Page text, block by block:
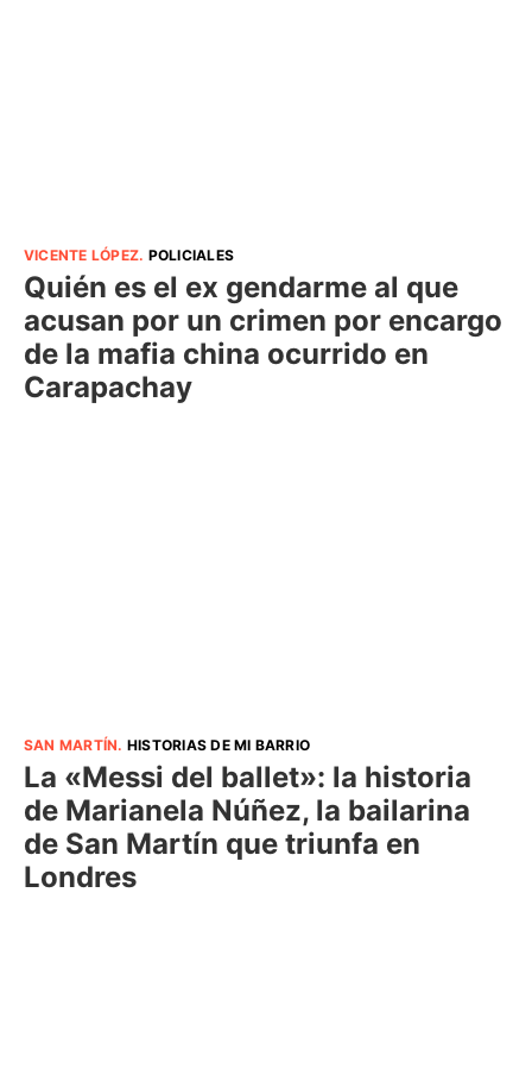
VICENTE LÓPEZ. POLICIALES
Quién es el ex gendarme al que
acusan por un crimen por encargo
de la mafia china ocurrido en
Carapachay
SAN MARTÍN. HISTORIAS DE MI BARRIO
La «Messi del ballet»: la historia
de Marianela Núñez, la bailarina
de San Martín que triunfa en
Londres